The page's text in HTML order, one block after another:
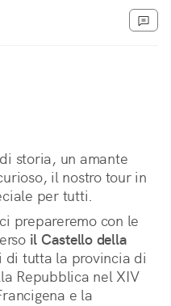
storia, un amante
il nostro tour in
per tutti.
prepareremo con le
il Castello della
di tutta la provincia di
Repubblica nel XIV
e la